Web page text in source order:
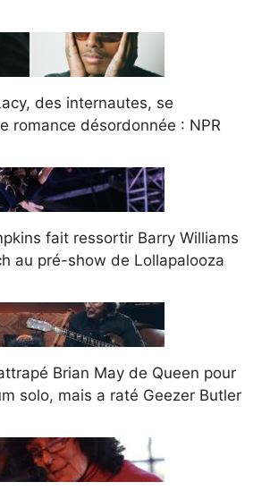
des internautes, se
romance désordonnée : NPR
fait ressortir Barry Williams
au pré-show de Lollapalooza
Brian May de Queen pour
solo, mais a raté Geezer Butler